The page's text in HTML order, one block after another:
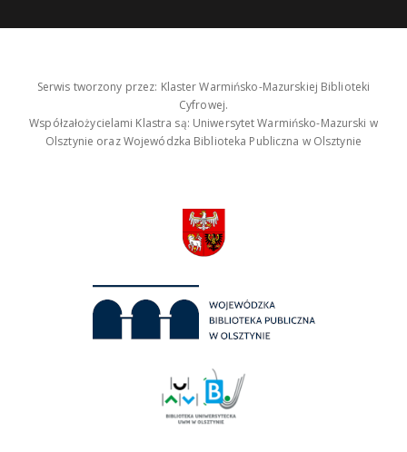
Serwis tworzony przez: Klaster Warmińsko-Mazurskiej Biblioteki
Cyfrowej.
Współzałożycielami Klastra są: Uniwersytet Warmińsko-Mazurski w
Olsztynie oraz Wojewódzka Biblioteka Publiczna w Olsztynie